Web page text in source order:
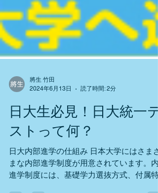
將生 竹田
日大生必見！日大統一テ
ストって何？
日大内部進学の仕組み 日本大学にはさまざ
まな内部進学制度が用意されています。内